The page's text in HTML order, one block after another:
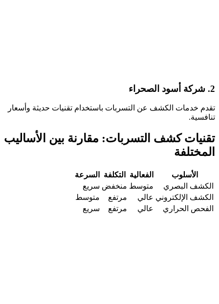
2. شركة أسود الصحراء
تقدم خدمات الكشف عن التسربات باستخدام تقنيات حديثة وأسعار
تنافسية.
تقنيات كشف التسربات: مقارنة بين الأساليب
المختلفة
الأسلوب الفعالية التكلفة
السرعة
الكشف البصري
متوسط منخفض سريع
الكشف الإلكتروني عالي مرتفع
متوسط
الفحص الحراري
عالي مرتفع سريع